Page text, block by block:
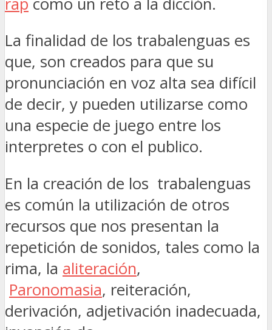
La finalidad de los trabalenguas es
que, son creados para que su
pronunciación en voz alta sea difícil
de decir, y pueden utilizarse como
una especie de juego entre los
interpretes o con el publico.
En la creación de los trabalenguas
es común la utilización de otros
recursos que nos presentan la
repetición de sonidos, tales como la
rima, la aliteración,
Paronomasia, reiteración,
derivación, adjetivación inadecuada,